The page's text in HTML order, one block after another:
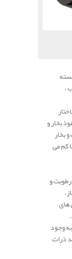
،
بخار و
بخار
کم می
و
های
وجود
ذرات